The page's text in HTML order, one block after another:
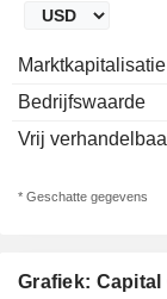
Marktkapitalisatie
Bedrijfswaarde
Vrij
* Geschatte gegevens
Grafiek: